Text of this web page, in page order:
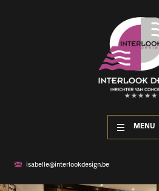
MENU
isabelle@interlookdesign.be